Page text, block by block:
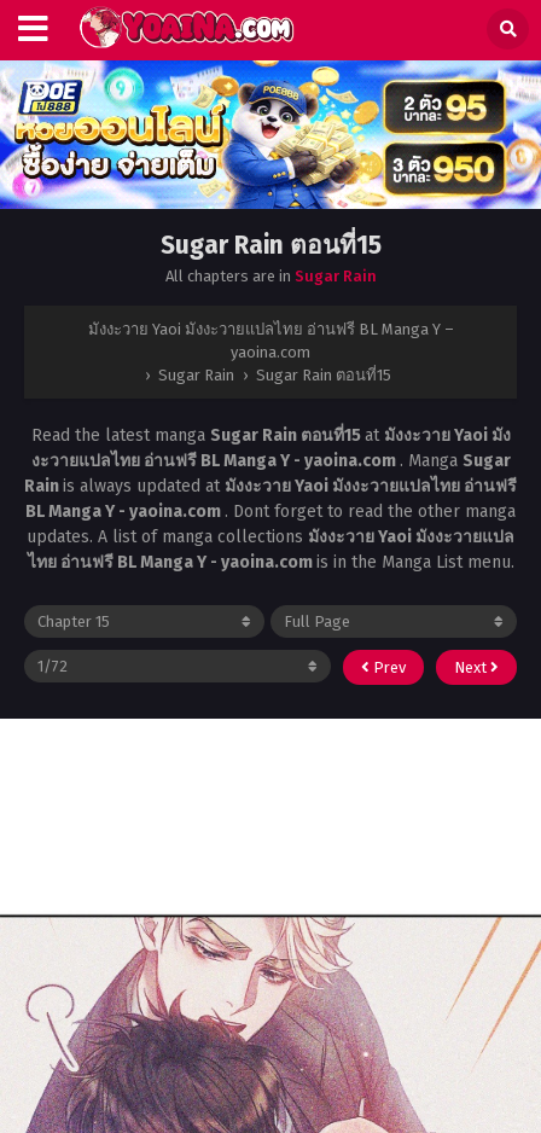
Sugar Rain ตอนที่15
All chapters are in Sugar Rain
มังงะวาย Yaoi มังงะวายแปลไทย อ่านฟรี BL Manga Y –
yaoina.com
› Sugar Rain › Sugar Rain ตอนที่15
Read the latest manga Sugar Rain ตอนที่15at มังงะวาย Yaoi มัง
งะวายแปลไทย อ่านฟรี BL Manga Y - yaoina.com . Manga Sugar
Rainis always updated at มังงะวาย Yaoi มังงะวายแปลไทย อ่านฟรี
BL Manga Y - yaoina.com . Dont forget to read the other manga
updates. A list of manga collections มังงะวาย Yaoi มังงะวายแปล
ไทย อ่านฟรี BL Manga Y - yaoina.comis in the Manga List menu.
Prev Next